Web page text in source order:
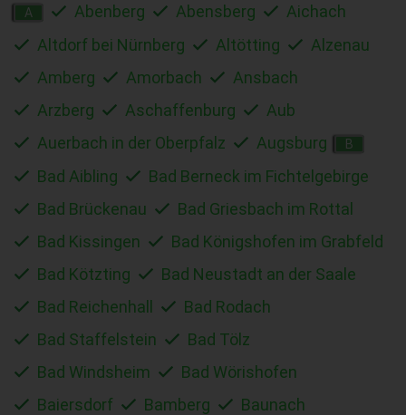
A Abenberg Abensberg
Aichach
Altdorf bei Nürnberg
Altötting
Alzenau
Amberg
Amorbach
Ansbach
Arzberg
Aschaffenburg
Aub
Auerbach in der Oberpfalz
Augsburg B
Bad Aibling
Bad Berneck im Fichtelgebirge
Bad Brückenau
Bad Griesbach im Rottal
Bad Kissingen
Bad Königshofen im Grabfeld
Bad Kötzting
Bad Neustadt an der Saale
Bad Reichenhall
Bad Rodach
Bad Staffelstein
Bad Tölz
Bad Windsheim
Bad Wörishofen
Baiersdorf
Bamberg
Baunach